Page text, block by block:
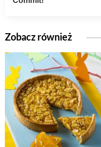
Zobacz również